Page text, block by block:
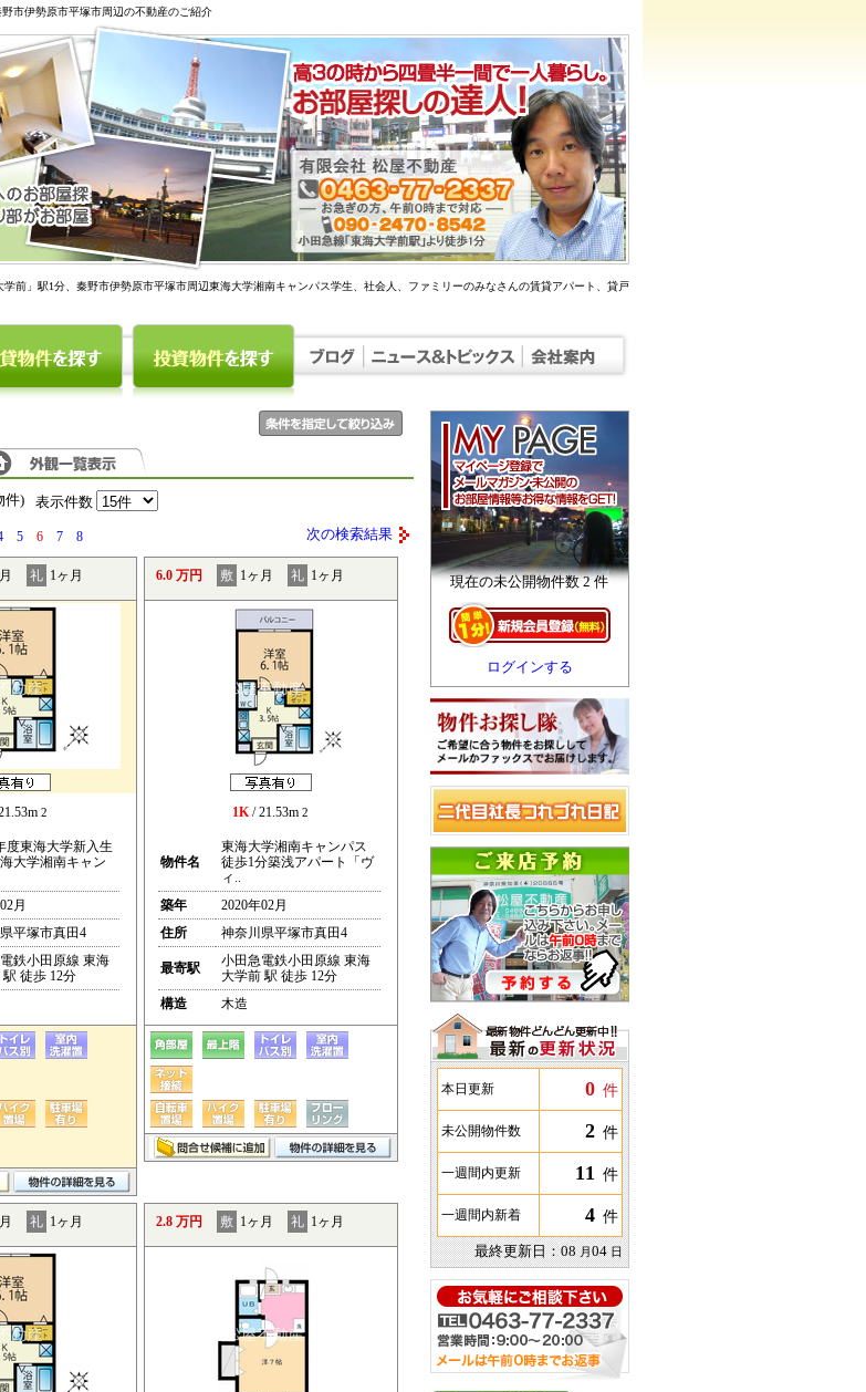
市伊勢原市平塚市周辺の不動産のご紹介
前」駅1分、秦野市伊勢原市平塚市周辺東海大学湘南キャンパス学生、社会人、ファミリーのみなさんの賃貸アパート、貸戸
現在の未公開物件数 2 件
ログインする
本日更新 0 件
未公開物件数 2 件
一週間内更新 11 件
一週間内新着 4 件
最終更新日：08 月04 日
件) 表示件数
5 6 7 8 次の検索結果
礼 1ヶ月
2
度東海大学新入生
大学湘南キャン
月
平塚市真田4
鉄小田原線 東海
徒歩 12分
6.0 万円 敷 1ヶ月 礼 1ヶ月
1K/ 21.53m 2
物件名
東海大学湘南キャンパス
徒歩1分築浅アパート「ヴ
ィ..
築年
2020年02月
住所
神奈川県平塚市真田4
最寄駅
小田急電鉄小田原線 東海
大学前 駅 徒歩 12分
構造
木造
礼 1ヶ月 2.8 万円 敷 1ヶ月 礼 1ヶ月